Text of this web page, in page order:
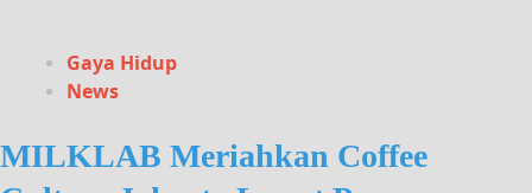
Gaya Hidup
News
MILKLAB Meriahkan Coffee